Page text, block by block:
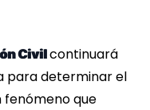
Civilcontinuará
para determinar el
fenómeno que